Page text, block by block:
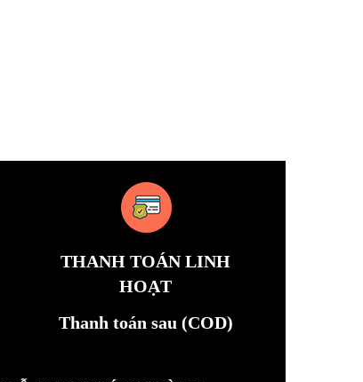
THANH TOÁN LINH
HOẠT
Thanh toán sau (COD)